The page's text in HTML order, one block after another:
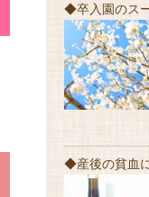
◆卒入園のス
◆産後の貧血